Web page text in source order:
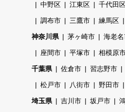
中野区 江東区 千代田
調布市 三鷹市 練馬区
神奈川県 茅ヶ崎市 海老
座間市 平塚市 相模原
千葉県 佐倉市 習志野市
松戸市 八街市 野田市
埼玉県 吉川市 坂戸市